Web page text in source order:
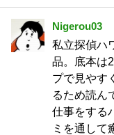
Nigerou03
私立探偵ハ
品。底本は
プで見やす
るため読ん
仕事をする
ミを通して